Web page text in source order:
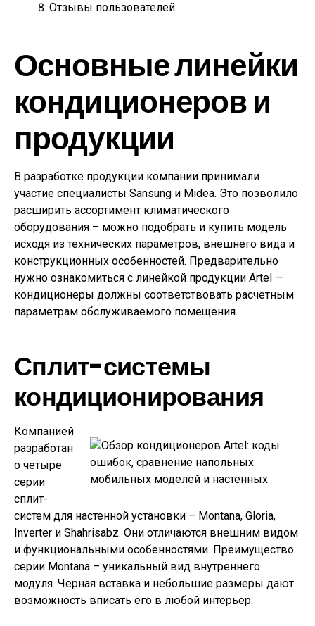
Отзывы пользователей
Основные линейки
кондиционеров и
продукции
В разработке продукции компании принимали
участие специалисты Sansung и Midea. Это позволило
расширить ассортимент климатического
оборудования – можно подобрать и купить модель
исходя из технических параметров, внешнего вида и
конструкционных особенностей. Предварительно
нужно ознакомиться с линейкой продукции Artel —
кондиционеры должны соответствовать расчетным
параметрам обслуживаемого помещения.
Сплит-системы
кондиционирования
Компанией
разработан
о четыре
серии
сплит-
систем для настенной установки – Montana, Gloria,
Inverter и Shahrisabz. Они отличаются внешним видом
и функциональными особенностями. Преимущество
серии Montana – уникальный вид внутреннего
модуля. Черная вставка и небольшие размеры дают
возможность вписать его в любой интерьер.